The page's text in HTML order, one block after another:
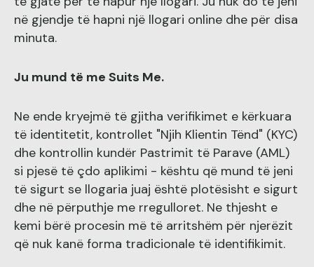
në gjendje të hapni një llogari online dhe për disa
minuta.
Ju mund të me Suits Me.
Ne ende kryejmë të gjitha verifikimet e kërkuara
të identitetit, kontrollet "Njih Klientin Tënd" (KYC)
dhe kontrollin kundër Pastrimit të Parave (AML)
si pjesë të çdo aplikimi - kështu që mund të jeni
të sigurt se llogaria juaj është plotësisht e sigurt
dhe në përputhje me rregulloret. Ne thjesht e
kemi bërë procesin më të arritshëm për njerëzit
që nuk kanë forma tradicionale të identifikimit.